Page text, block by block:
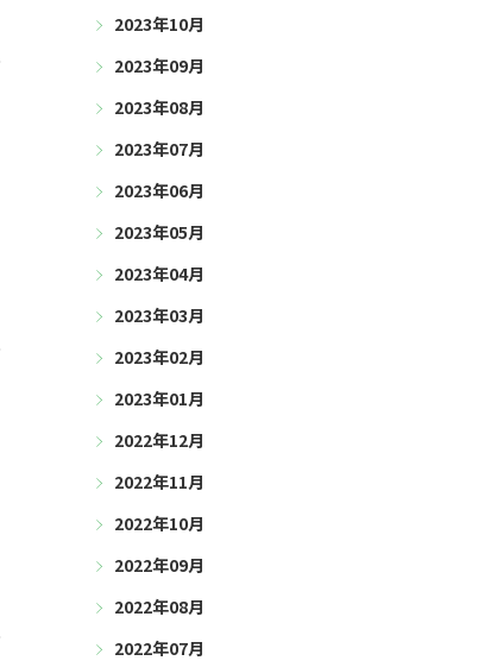
2023年10月
2023年09月
2023年08月
2023年07月
2023年06月
2023年05月
2023年04月
2023年03月
2023年02月
2023年01月
2022年12月
2022年11月
2022年10月
2022年09月
2022年08月
2022年07月